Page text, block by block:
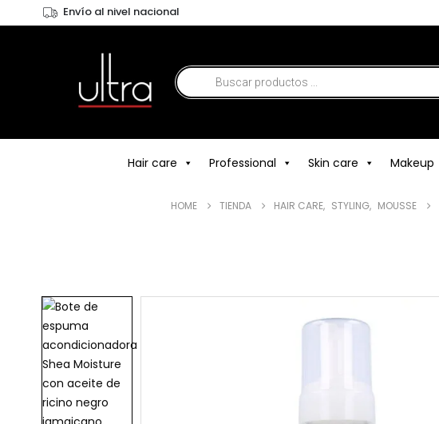
Envío al nivel nacional
Hair care Professional Skin care Makeup
HOME TIENDA HAIR CARE, STYLING, MOUSSE